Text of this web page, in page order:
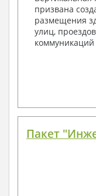
Общие
Схемы
Элементы
Схема
Опоры
Элементы
3. Инженерный
за
Условные
призвана
размещения
улиц,
коммуникаций
Пакет